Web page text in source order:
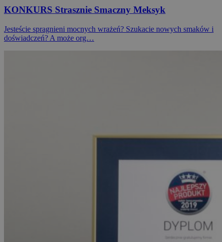
KONKURS Strasznie Smaczny Meksyk
Jesteście spragnieni mocnych wrażeń? Szukacie nowych smaków i
doświadczeń? A może org…